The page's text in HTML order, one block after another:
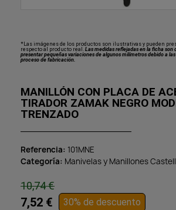
*Las imágenes de los productos son ilustrativas y pueden
respecto al producto real. Las medidas reflejadas en la ficha son
presentar pequeñas variaciones de algunos milímetros debido a
proceso de fabricación.
MANILLÓN CON PLACA DE
TIRADOR ZAMAK NEGRO
TRENZADO
Referencia 101MNE
Categoría Manivelas y Manillones
10,74 €
7,52 € 30% de descuento